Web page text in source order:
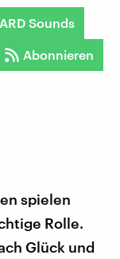
ARD Sounds
Abonnieren
spielen
Rolle.
Glück und